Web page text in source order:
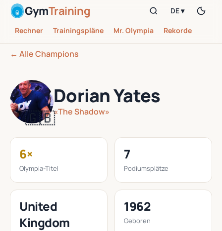
GymTraining
Rechner Trainingspläne Mr. Olympia Rekorde
DE ▾
← Alle Champions
🇬🇧
Dorian Yates
«The Shadow»
6×
Olympia-Titel
7
Podiumsplätze
United
Kingdom
1962
Geboren